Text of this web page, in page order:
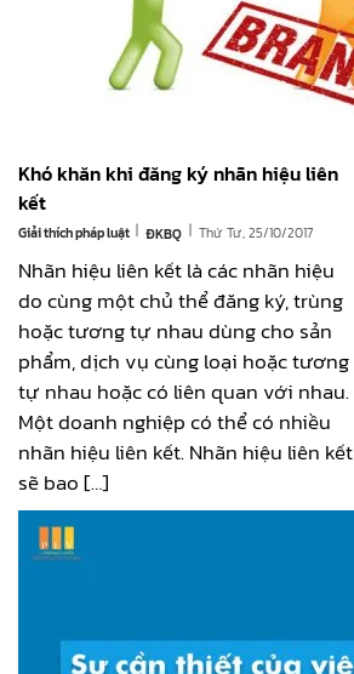
Khó khăn khi đăng ký nhãn hiệu liên
kết
Giải thích pháp luật | ĐKBQ | Thứ Tư, 25/10/2017
Nhãn hiệu liên kết là các nhãn hiệu
do cùng một chủ thể đăng ký, trùng
hoặc tương tự nhau dùng cho sản
phẩm, dịch vụ cùng loại hoặc tương
tự nhau hoặc có liên quan với nhau.
Một doanh nghiệp có thể có nhiều
nhãn hiệu liên kết. Nhãn hiệu liên kết
sẽ bao […]